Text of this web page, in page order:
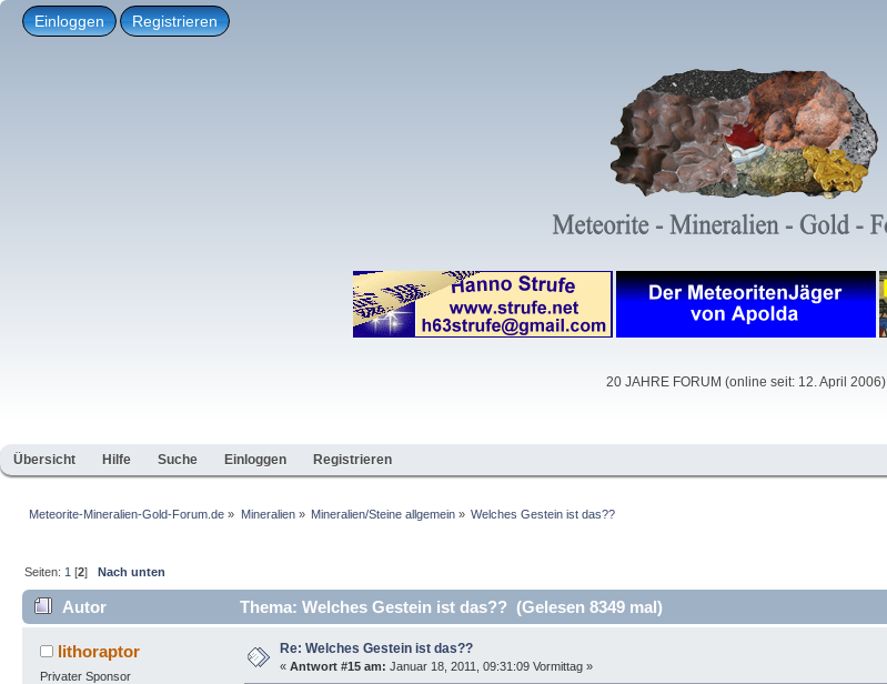
Einloggen Registrieren
20 JAHRE FORUM (online seit: 12. April 2006)
Übersicht Hilfe Suche Einloggen Registrieren
Meteorite-Mineralien-Gold-Forum.de » Mineralien» Mineralien/Steine allgemein» Welches Gestein ist das??
Seiten: 1 [2]Nach unten
Autor Thema: Welches Gestein ist das?? (Gelesen 8349 mal)
lithoraptor
Privater Sponsor
Re: Welches Gestein ist das??
« Antwort #15 am: Januar 18, 2011, 09:31:09 Vormittag »